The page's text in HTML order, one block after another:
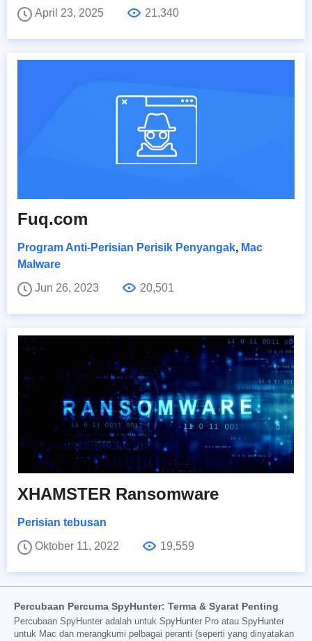
April 23, 2025 21,340
Fuq.com
Program Anti-Perisian Perisik Penyangak, Mac
Malware
Jun 26, 2023
20,501
XHAMSTER Ransomware
Perisian tebusan
Oktober 11, 2022
19,559
Percubaan Percuma SpyHunter: Terma & Syarat Penting
Percubaan SpyHunter adalah untuk SpyHunter Pro atau SpyHunter
untuk Mac dan merangkumi pelbagai peranti (seperti yang dinyatakan